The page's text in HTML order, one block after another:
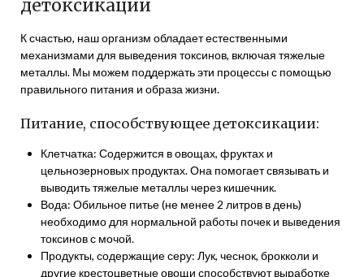
детоксикации
К счастью, наш организм обладает естественными
механизмами для выведения токсинов, включая тяжелые
металлы. Мы можем поддержать эти процессы с помощью
правильного питания и образа жизни.
Питание, способствующее детоксикации:
Клетчатка: Содержится в овощах, фруктах и
цельнозерновых продуктах. Она помогает связывать и
выводить тяжелые металлы через кишечник.
Вода: Обильное питье (не менее 2 литров в день)
необходимо для нормальной работы почек и выведения
токсинов с мочой.
Продукты, содержащие серу: Лук, чеснок, брокколи и
другие крестоцветные овощи способствуют выработке